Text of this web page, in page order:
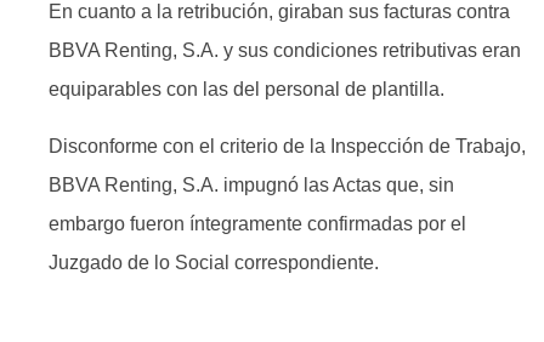
En cuanto a la retribución, giraban sus facturas contra
BBVA Renting, S.A. y sus condiciones retributivas eran
equiparables con las del personal de plantilla.
Disconforme con el criterio de la Inspección de Trabajo,
BBVA Renting, S.A. impugnó las Actas que, sin
embargo fueron íntegramente confirmadas por el
Juzgado de lo Social correspondiente.